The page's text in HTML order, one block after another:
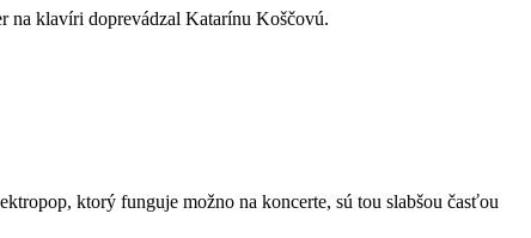
na klavíri doprevádzal Katarínu Koščovú.
ktorý funguje možno na koncerte, sú tou slabšou časťou